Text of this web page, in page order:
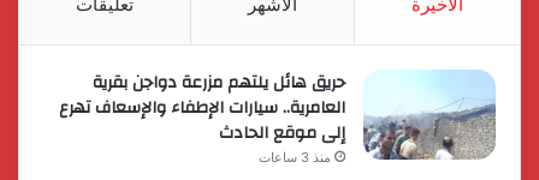
حريق هائل يلتهم مزرعة دواجن بقرية
العامرية.. سيارات الإطفاء والإسعاف تهرع
إلى موقع الحادث
منذ 3 ساعات